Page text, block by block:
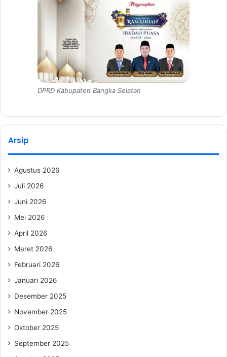
DPRD Kabupaten Bangka Selatan
Arsip
Agustus 2026
Juli 2026
Juni 2026
Mei 2026
April 2026
Maret 2026
Februari 2026
Januari 2026
Desember 2025
November 2025
Oktober 2025
September 2025